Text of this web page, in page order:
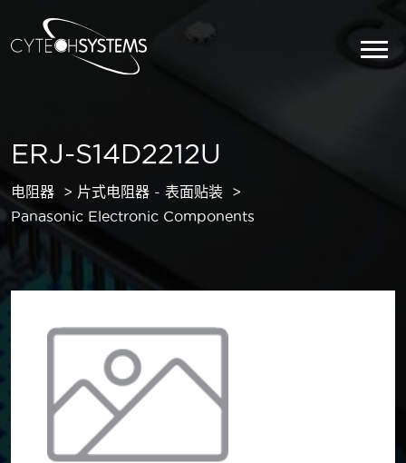
ERJ-S14D2212U
电阻器
片式电阻器 - 表面贴装
Panasonic Electronic Components